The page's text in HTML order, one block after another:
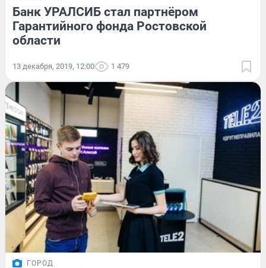
Банк УРАЛСИБ стал партнёром
Гарантийного фонда Ростовской
области
13 декабря, 2019, 12:00 1 479
ГОРОД